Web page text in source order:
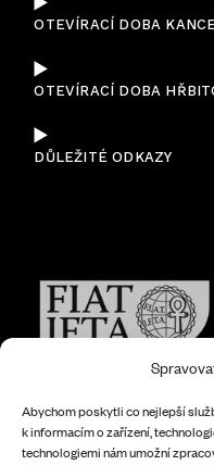
Abychom poskytli co nejlepší
k informacím o zařízení,
technologiemi nám umožní
OTEVÍRACÍ DOBA
OTEVÍRACÍ DOBA
DŮLEŽITÉ ODKAZY